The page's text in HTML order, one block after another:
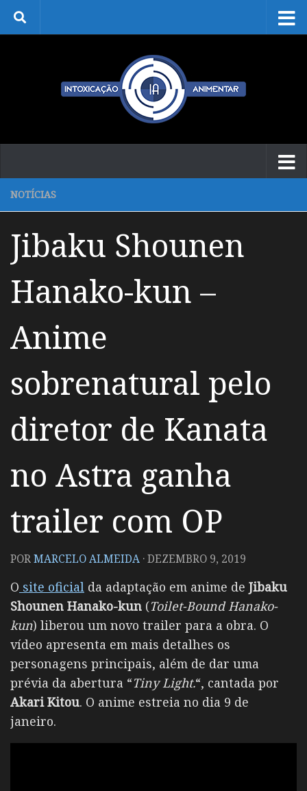
Skip to content
NOTÍCIAS
Jibaku Shounen
Hanako-kun –
Anime
sobrenatural pelo
diretor de Kanata
no Astra ganha
trailer com OP
PORMARCELO ALMEIDA ·DEZEMBRO 9, 2019
O site oficial da adaptação em anime de Jibaku
Shounen Hanako-kun (Toilet-Bound Hanako-
kun) liberou um novo trailer para a obra. O
vídeo apresenta em mais detalhes os
personagens principais, além de dar uma
prévia da abertura “Tiny Light.“, cantada por
Akari Kitou. O anime estreia no dia 9 de
janeiro.